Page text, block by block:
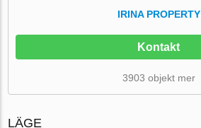
IRINA PROPERTY
Kontakt
3903 objekt mer
LÄGE